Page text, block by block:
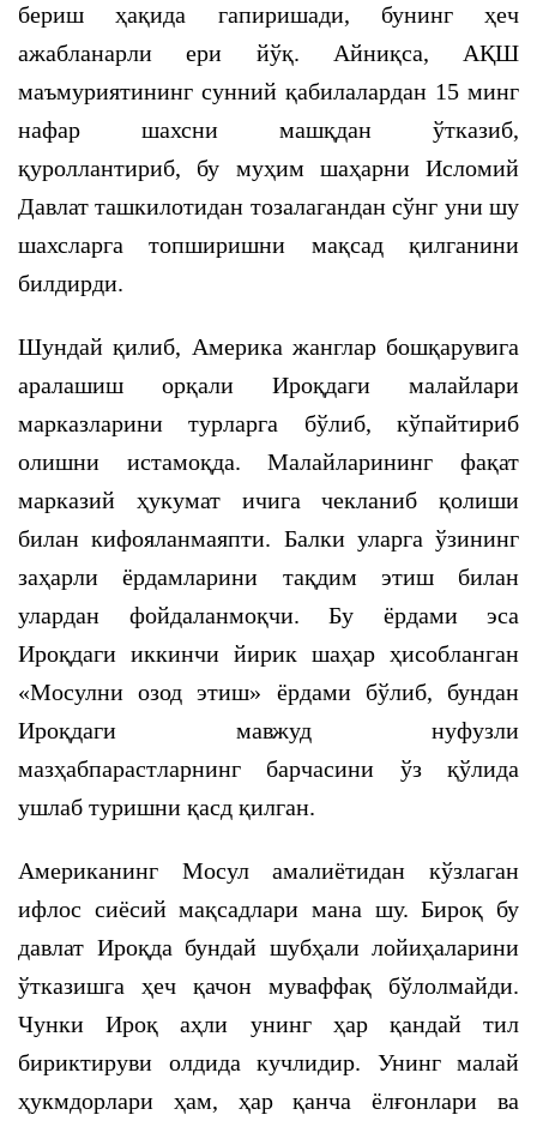
бериш ҳақида гапиришади, бунинг ҳеч
ажабланарли ери йўқ. Айниқса, АҚШ
маъмуриятининг сунний қабилалардан 15 минг
нафар шахсни машқдан ўтказиб,
қуроллантириб, бу муҳим шаҳарни Исломий
Давлат ташкилотидан тозалагандан сўнг уни шу
шахсларга топширишни мақсад қилганини
билдирди.
Шундай қилиб, Америка жанглар бошқарувига
аралашиш орқали Ироқдаги малайлари
марказларини турларга бўлиб, кўпайтириб
олишни истамоқда. Малайларининг фақат
марказий ҳукумат ичига чекланиб қолиши
билан кифояланмаяпти. Балки уларга ўзининг
заҳарли ёрдамларини тақдим этиш билан
улардан фойдаланмоқчи. Бу ёрдами эса
Ироқдаги иккинчи йирик шаҳар ҳисобланган
«Мосулни озод этиш» ёрдами бўлиб, бундан
Ироқдаги мавжуд нуфузли
мазҳабпарастларнинг барчасини ўз қўлида
ушлаб туришни қасд қилган.
Американинг Мосул амалиётидан кўзлаган
ифлос сиёсий мақсадлари мана шу. Бироқ бу
давлат Ироқда бундай шубҳали лойиҳаларини
ўтказишга ҳеч қачон муваффақ бўлолмайди.
Чунки Ироқ аҳли унинг ҳар қандай тил
бириктируви олдида кучлидир. Унинг малай
ҳукмдорлари ҳам, ҳар қанча ёлғонлари ва